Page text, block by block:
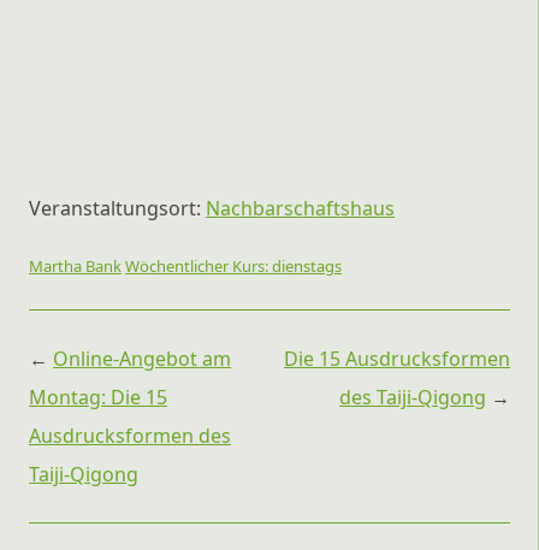
Veranstaltungsort: Nachbarschaftshaus
Martha BankWöchentlicher Kurs: dienstags
Beitragsnavigation
← Online-Angebot am
Montag: Die 15
Ausdrucksformen des
Taiji-Qigong
Die 15 Ausdrucksformen
des Taiji-Qigong →